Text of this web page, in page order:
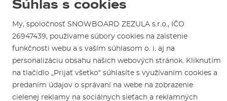
Reklamácie
Návody na použitie a údržbu
Kontakty
Ako si vybrať vybavenie
Otváracia doba
Mapa a ako k nám
Parkovanie
Servis a opravy
Sme overený e-shop.
Naši spokojní zákazníci nám udelili
Súhlas s cookies
My, spoločnosť SNOWBOARD ZEZULA s.r.o., IČO
26947439, používame súbory cookies na zaistenie
funkčnosti webu a s vaším súhlasom o. i. aj na
personalizáciu obsahu našich webových stránok. Kliknutím
na tlačidlo „Prijať všetko“ súhlasíte s využívaním cookies a
predaním údajov o správaní na webe na zobrazenie
cielenej reklamy na sociálnych sieťach a reklamných